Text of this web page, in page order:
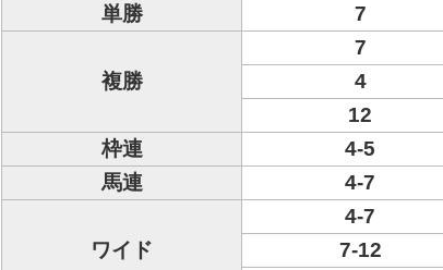
単勝 7
複勝
7
4
12
枠連
4-5
馬連
4-7
ワイド
4-7
7-12